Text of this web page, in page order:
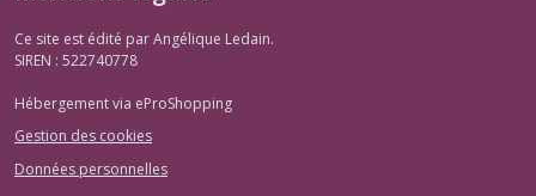
Afficher
les
résultats
Ce site est édité par Angélique Ledain.
SIREN : 522740778
Hébergement via eProShopping
Gestion des cookies
Données personnelles